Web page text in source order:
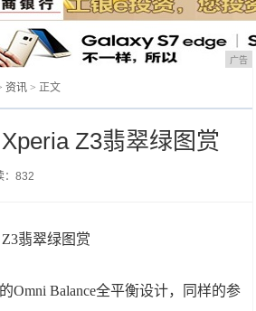
广告
资讯 > 正文
Z3翡翠绿图赏
：832
Omni Balance全平衡设计，同样的参